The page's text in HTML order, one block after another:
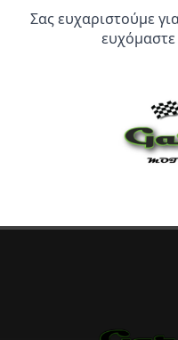
Σας ευχαριστούμε
ευχόμαστε